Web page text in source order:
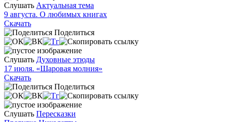
Слушать Актуальная тема
9 августа. О любимых книгах
Скачать
Поделиться
Слушать Духовные этюды
17 июля. «Шаровая молния»
Скачать
Поделиться
Слушать Пересказки